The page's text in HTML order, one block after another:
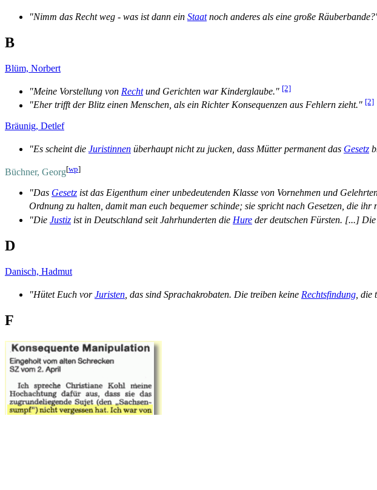
"Nimm das Recht weg - was ist dann ein Staatnoch anderes als eine große
B
Blüm, Norbert
"Meine Vorstellung von Rechtund Gerichten war Kinderglaube." [2]
"Eher trifft der Blitz einen Menschen, als ein Richter Konsequenzen aus Fehlern zieht." [2]
Bräunig, Detlef
"Es scheint die Juristinnen überhaupt nicht zu jucken, dass Mütter permanent das Gesetz
Büchner, Georg[wp]
"Das Gesetz ist das Eigenthum einer unbedeutenden Klasse von Vornehmen und
Ordnung zu halten, damit man euch bequemer schinde; sie spricht nach Gesetzen, die
"Die Justiz ist in Deutschland seit Jahrhunderten die Hure der deutschen Fürsten. [...]
D
Danisch, Hadmut
"Hütet Euch vorJuristen , das sind Sprachakrobaten. Die treiben keine Rechtsfindung ,
F